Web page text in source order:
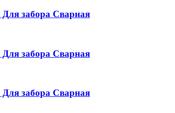
Для забора Сварная
Для забора Сварная
Для забора Сварная